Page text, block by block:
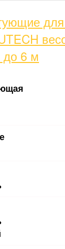
для
до 6 м